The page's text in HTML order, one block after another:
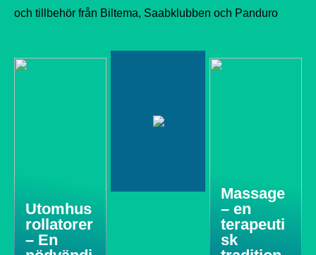
och tillbehör från Biltema, Saabklubben och Panduro
Utomhus
rollatorer
– En
Massage
– en
terapeuti
sk